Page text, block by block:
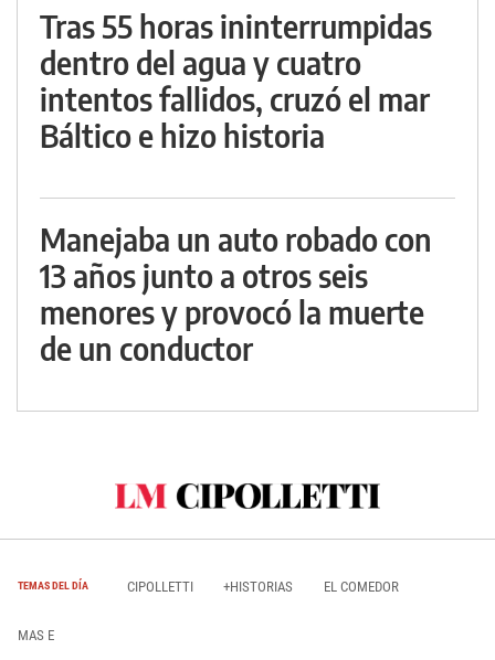
Tras 55 horas ininterrumpidas
dentro del agua y cuatro
intentos fallidos, cruzó el mar
Báltico e hizo historia
Manejaba un auto robado con
13 años junto a otros seis
menores y provocó la muerte
de un conductor
TEMAS DEL DÍA CIPOLLETTI +HISTORIAS EL COMEDOR
MAS E